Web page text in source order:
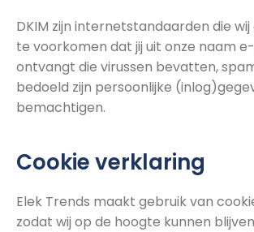
DKIM zijn internetstandaarden die
te voorkomen dat jij uit onze naam
ontvangt die virussen bevatten,
bedoeld zijn persoonlijke
bemachtigen.
Cookie verklaring
Elek Trends maakt gebruik van
zodat wij op de hoogte kunnen